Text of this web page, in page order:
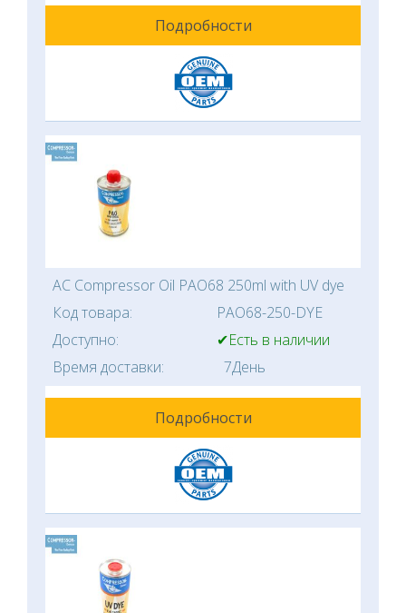
Подробности
AC Compressor Oil PAO68 250ml with UV dye
Код товара:
PAO68-250-DYE
Доступно:
✔Есть в наличии
Время доставки:
7День
Подробности